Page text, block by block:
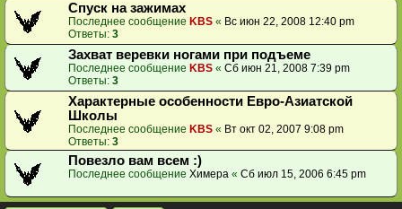
Спуск на зажимах
Последнее сообщение KBS « Вс июн 22, 2008 12:40 pm
Ответы: 3
Захват веревки ногами при подъеме
Последнее сообщение KBS « Сб июн 21, 2008 7:39 pm
Ответы: 3
Характерные особенности Евро-Азиатской
Школы
Последнее сообщение KBS « Вт окт 02, 2007 9:08 pm
Ответы: 3
Повезло вам всем :)
Последнее сообщение Химера « Сб июл 15, 2006 6:45 pm